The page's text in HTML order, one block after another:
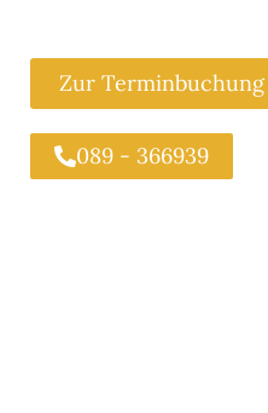
Zur Terminbuchung
089 - 366939